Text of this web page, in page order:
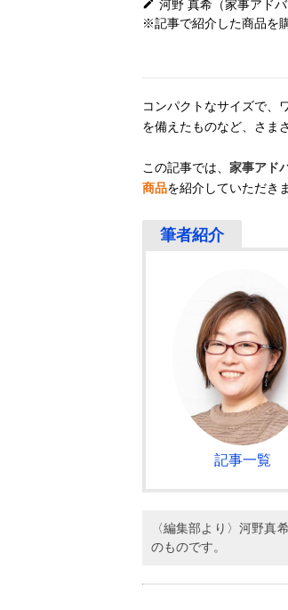
河野 真希（家事アドバ
※記事で紹介した商品を
コンパクトなサイズで、
を備えたものなど、さま
この記事では、 家事アド
商品を紹介していただき
記事一覧
〈編集部より〉河野真
のものです。